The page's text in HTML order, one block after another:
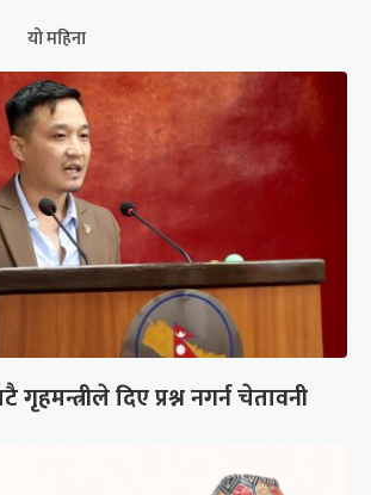
यो महिना
गृहमन्त्रीले दिए प्रश्न नगर्न चेतावनी